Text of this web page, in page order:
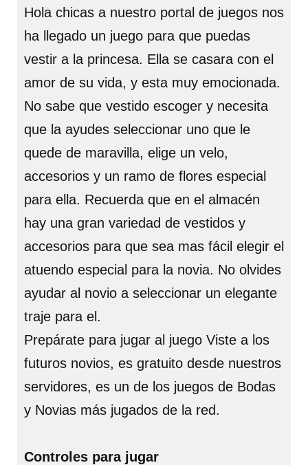
Hola chicas a nuestro portal de juegos nos
ha llegado un juego para que puedas
vestir a la princesa. Ella se casara con el
amor de su vida, y esta muy emocionada.
No sabe que vestido escoger y necesita
que la ayudes seleccionar uno que le
quede de maravilla, elige un velo,
accesorios y un ramo de flores especial
para ella. Recuerda que en el almacén
hay una gran variedad de vestidos y
accesorios para que sea mas fácil elegir el
atuendo especial para la novia. No olvides
ayudar al novio a seleccionar un elegante
traje para el.
Prepárate para jugar al juego Viste a los
futuros novios, es gratuito desde nuestros
servidores, es un de los juegos de Bodas
y Novias más jugados de la red.
Controles para jugar